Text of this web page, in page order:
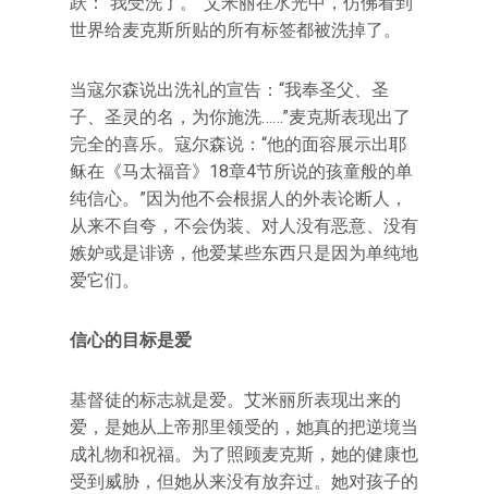
世界给麦克斯所贴的所有标签都被洗掉了。
当寇尔森说出洗礼的宣告：“我奉圣父、圣
子、圣灵的名，为你施洗……”麦克斯表现出了
完全的喜乐。寇尔森说：“他的面容展示出耶
稣在《马太福音》18章4节所说的孩童般的单
纯信心。”因为他不会根据人的外表论断人，
从来不自夸，不会伪装、对人没有恶意、没有
嫉妒或是诽谤，他爱某些东西只是因为单纯地
爱它们。
信心的目标是爱
基督徒的标志就是爱。艾米丽所表现出来的
爱，是她从上帝那里领受的，她真的把逆境当
成礼物和祝福。为了照顾麦克斯，她的健康也
受到威胁，但她从来没有放弃过。她对孩子的